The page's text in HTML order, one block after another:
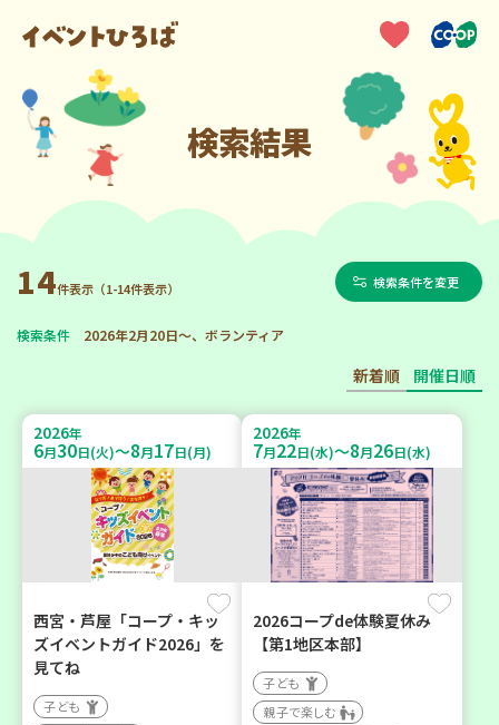
検索結果
14件表示（1-14件表示） 検索条件を変更
検索条件 2026年2月20日～、ボランティア
新着順 開催日順
2026年
6月30日(火)～8月17日(月)
西宮・芦屋「コープ・キッ
ズイベントガイド2026」を
見てね
子ども
2026年
7月22日(水)～8月26日(水)
2026コープde体験夏休み
【第1地区本部】
子ども
親子で楽しむ